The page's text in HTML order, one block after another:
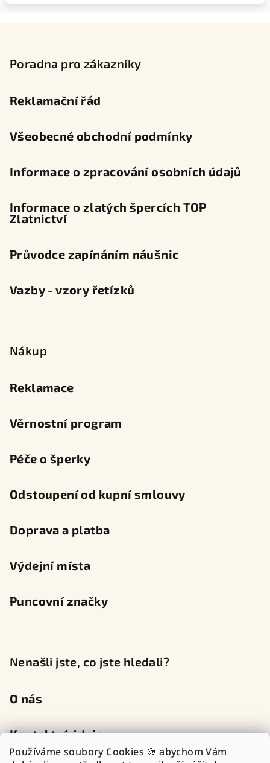
Používáme soubory Cookies 🍪 abychom Vám
Poradna pro zákazníky
Reklamační řád
Všeobecné obchodní podmínky
Informace o zpracování osobních údajů
Informace o zlatých špercích TOP
Zlatnictví
Průvodce zapínáním náušnic
Vazby - vzory řetízků
Nákup
Reklamace
Věrnostní program
Péče o šperky
Odstoupení od kupní smlouvy
Doprava a platba
Výdejní místa
Puncovní značky
Nenašli jste, co jste hledali?
O nás
Kontaktní údaje